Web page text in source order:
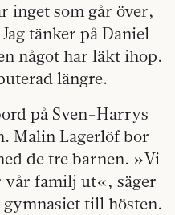
inget som går över,
tänker på Daniel
något har läkt ihop.
längre.
på Sven-Harrys
Malin Lagerlöf bor
de tre barnen. »Vi
vår familj ut«, säger
till hösten.